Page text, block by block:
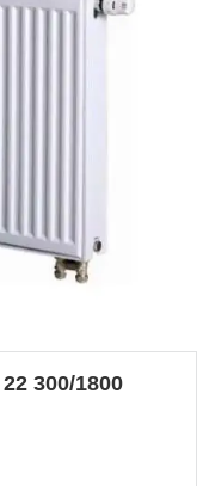
300/1800